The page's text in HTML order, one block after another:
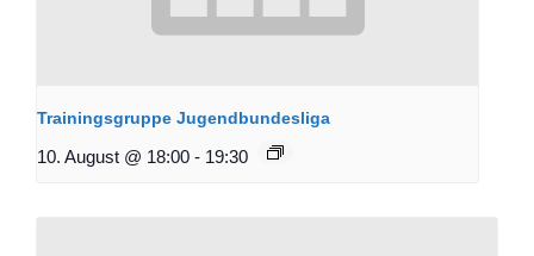
Trainingsgruppe Jugendbundesliga
10. August @ 18:00 - 19:30